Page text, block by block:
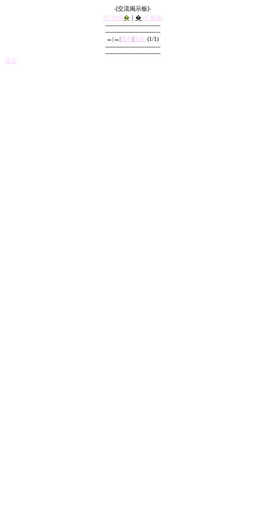
-[交流掲示板]-
ﾄﾋﾟ作成� ｜ �ﾄﾋﾟ検索
-------------------------------
-------------------------------
←|→| 最初| 最新 (1/1)
-------------------------------
-------------------------------
戻る